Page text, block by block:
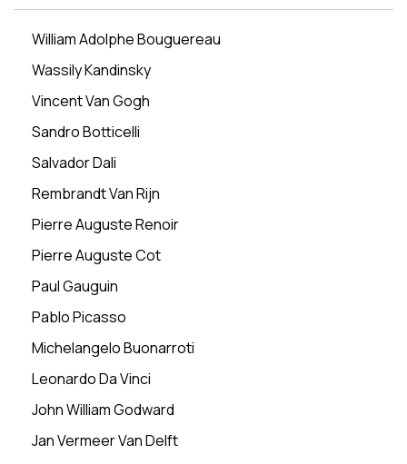
William Adolphe Bouguereau
Wassily Kandinsky
Vincent Van Gogh
Sandro Botticelli
Salvador Dali
Rembrandt Van Rijn
Pierre Auguste Renoir
Pierre Auguste Cot
Paul Gauguin
Pablo Picasso
Michelangelo Buonarroti
Leonardo Da Vinci
John William Godward
Jan Vermeer Van Delft